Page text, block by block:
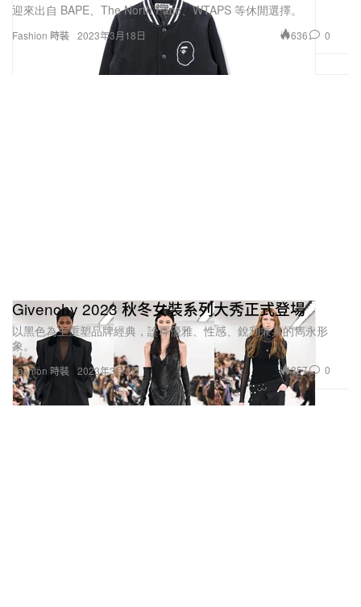
Fashion 時裝
迎來出自 BAPE、The North Face、WTAPS 等休閒選擇。
2023年3月18日 636 0
Fashion 時裝
Givenchy 2023 秋冬女裝系列大秀正式登場
以黑色為主重塑品牌經典，詮釋優雅、性感、銳利兼具的雋永形
象。
2023年3月4日 357 0